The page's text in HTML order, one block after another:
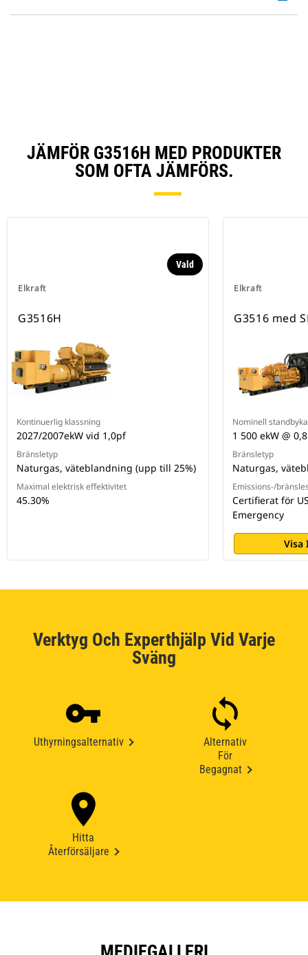
a
JÄMFÖR G3516H MED PRODUKTER
SOM OFTA JÄMFÖRS.
Elkraft
Vald
G3516H
Kontinuerlig klassning
2027/2007ekW vid 1,0pf
Bränsletyp
Naturgas, väteblandning (upp till 25%)
Maximal elektrisk effektivitet
45.30%
Elkraft
G3516 med
Nominell
1 500 ekW @
Bränsletyp
Naturgas,
Emissions-/
Certifierat för
Emergency
Visa
Verktyg Och Experthjälp Vid Varje
Sväng
Uthyrningsalternativ
Alternativ
För
Begagnat
Hitta
Återförsäljare